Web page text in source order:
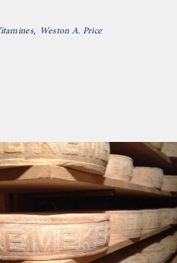
, Weston A. Price